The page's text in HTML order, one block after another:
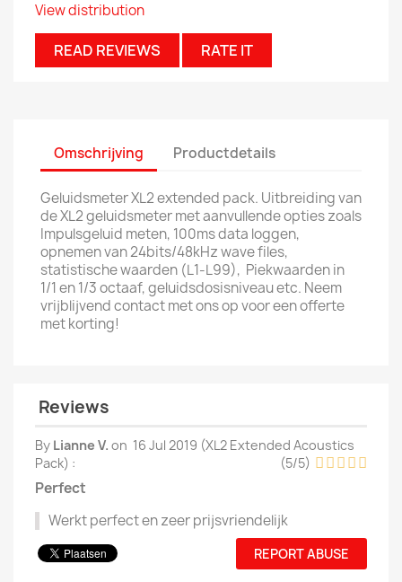
View distribution
READ REVIEWS RATE IT
Omschrijving Productdetails
Geluidsmeter XL2 extended pack. Uitbreiding van
de XL2 geluidsmeter met aanvullende opties zoals
Impulsgeluid meten, 100ms data loggen,
opnemen van 24bits/48kHz wave files,
statistische waarden (L1-L99), Piekwaarden in
1/1 en 1/3 octaaf, geluidsdosisniveau etc. Neem
vrijblijvend contact met ons op voor een offerte
met korting!
Reviews
By Lianne V. on 16 Jul 2019 (XL2 Extended Acoustics
Pack) : (5/5)
Perfect
Werkt perfect en zeer prijsvriendelijk
REPORT ABUSE